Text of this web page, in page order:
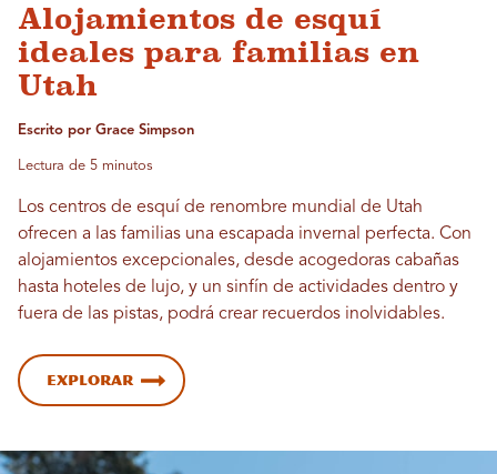
Alojamientos de esquí
ideales para familias en
Utah
Escrito por Grace Simpson
Lectura de 5 minutos
Los centros de esquí de renombre mundial de Utah
ofrecen a las familias una escapada invernal perfecta. Con
alojamientos excepcionales, desde acogedoras cabañas
hasta hoteles de lujo, y un sinfín de actividades dentro y
fuera de las pistas, podrá crear recuerdos inolvidables.
Explorar